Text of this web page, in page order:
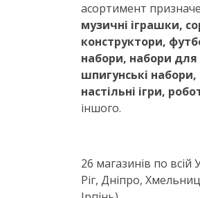
асортимент
музичні іграшки,
конструктори,
набори, набори для
шпигунські набори,
настільні ігри,
іншого.
26 магазинів по всій
Ріг, Дніпро,